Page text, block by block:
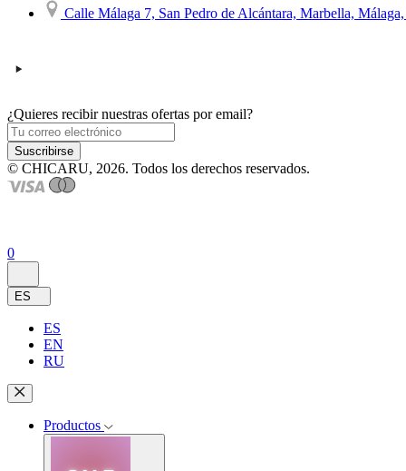
Calle Málaga 7, San Pedro de Alcántara, Marbella, Málaga,
¿Quieres recibir nuestras ofertas por email?
Suscribirse
© CHICARU, 2026. Todos los derechos reservados.
0
ES
ES
EN
RU
Productos